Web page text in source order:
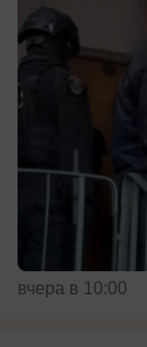
вчера в 10:00